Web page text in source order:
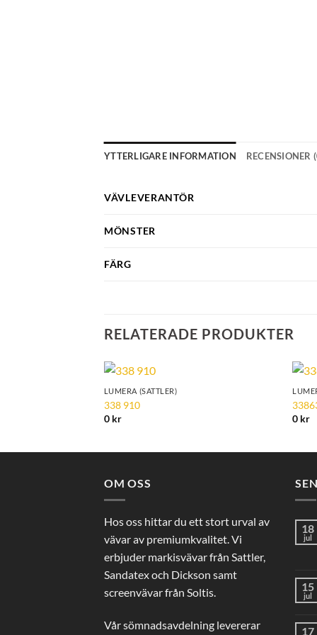
YTTERLIGARE INFORMATION RECENSIONER
VÄVLEVERANTÖR
MÖNSTER
FÄRG
RELATERADE PRODUKTER
LUMERA (SATTLER)
338 910
0 kr
0 kr
OM OSS
Hos oss hittar du ett stort urval av
vävar av premiumkvalitet. Vi
erbjuder markisvävar från Sattler,
Sandatex och Dickson samt
screenvävar från Soltis.
Vår sömnadsavdelning levererar
18
jul
15
jul
17